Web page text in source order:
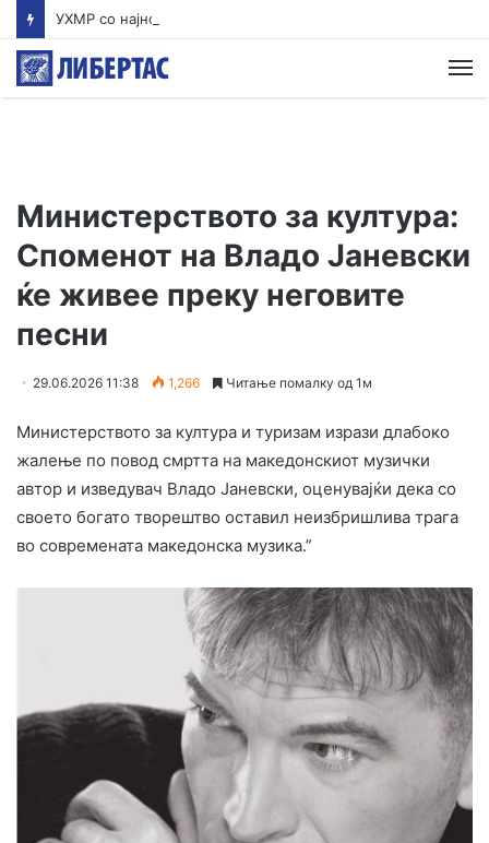
Министерството за култура:
Споменот на Владо Јаневски
ќе живее преку неговите
песни
29.06.2026 11:38 1,266 Читање помалку од 1м
Министерството за култура и туризам изрази длабоко
жалење по повод смртта на македонскиот музички
автор и изведувач Владо Јаневски, оценувајќи дека со
своето богато творештво оставил неизбришлива трага
во современата македонска музика.”